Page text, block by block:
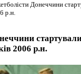
Донеччини
р.н.
2006 р.н.